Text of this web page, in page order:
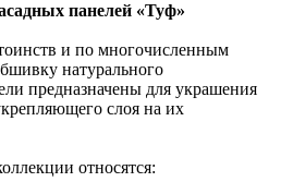
панелей «Туф»
и по многочисленным
натурального
предназначены для украшения
слоя на их
относятся: